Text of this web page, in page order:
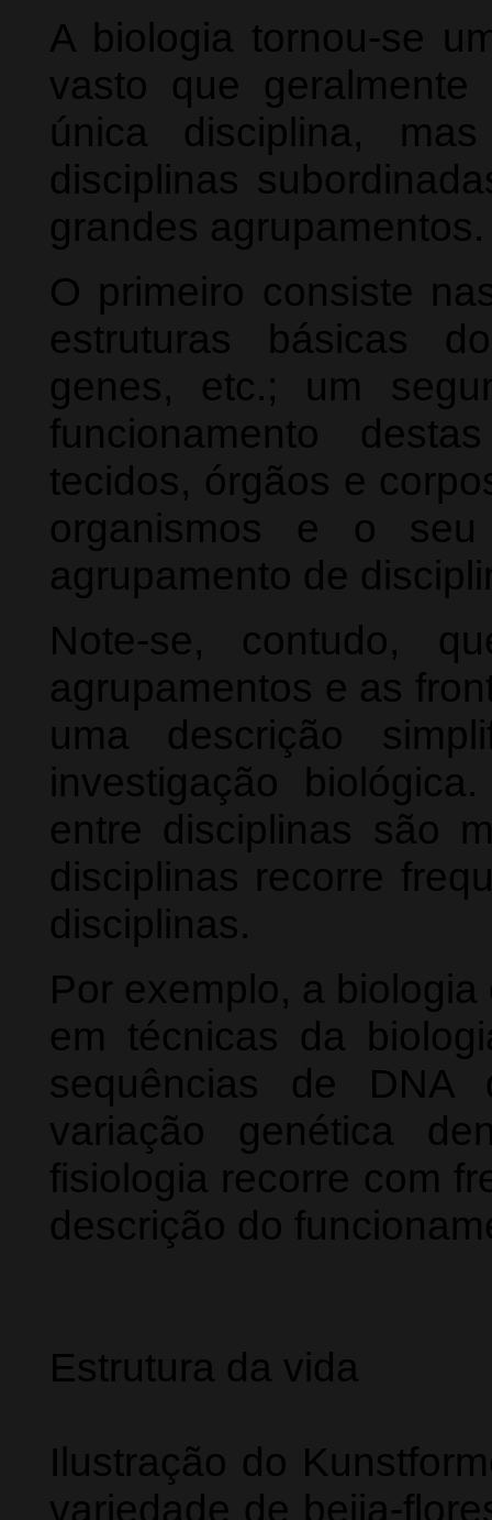
A biologia tornou-se
vasto que
única disciplina,
disciplinas
grandes agrupamentos.
O primeiro consiste
estruturas básicas
genes, etc.; um
funcionamento
tecidos, órgãos e
organismos e o
agrupamento de
Note-se, contudo,
agrupamentos e as
uma descrição
investigação
entre disciplinas são
disciplinas recorre
disciplinas.
Por exemplo, a
em técnicas da
sequências de
variação genética
fisiologia recorre com
descrição do
Estrutura da vida
Ilustração do
variedade de beija-